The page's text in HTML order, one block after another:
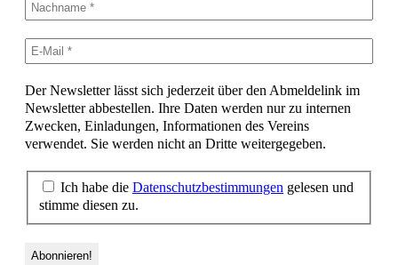
Der Newsletter lässt sich jederzeit über den Abmeldelink im
Newsletter abbestellen. Ihre Daten werden nur zu internen
Zwecken, Einladungen, Informationen des Vereins
verwendet. Sie werden nicht an Dritte weitergegeben.
Ich habe die Datenschutzbestimmungen gelesen und
stimme diesen zu.